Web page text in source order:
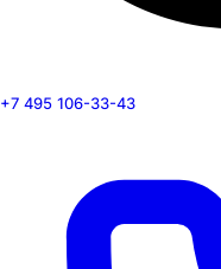
+7 495 106-33-43